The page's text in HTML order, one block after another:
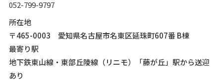
052-799-9797
所在地
〒465-0003 愛知県名古屋市名東区延珠町607番 B棟
最寄り駅
地下鉄東山線・東部丘陵線（リニモ）「藤が丘」駅から送迎
あり